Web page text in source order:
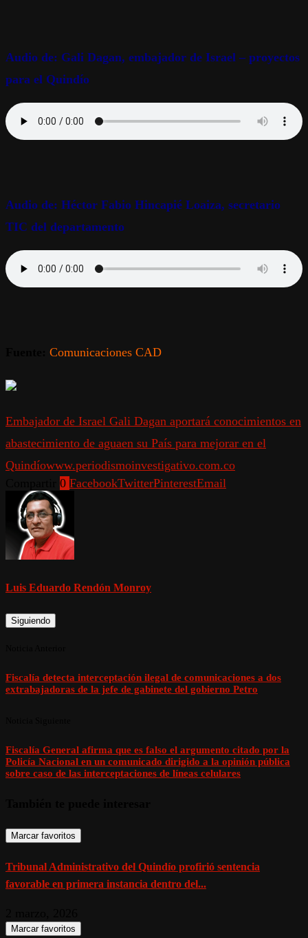
Audio de: Gali Dagan, embajador de Israel – proyectos
para el Quindío
Audio de: Héctor Fabio Hincapié Loaiza, secretario
TIC del departamento
Comunicaciones CAD
Embajador de Israel Gali Dagan aportará conocimientos en
abastecimiento de aguaen su País para mejorar en el
Quindíowww.periodismoinvestigativo.com.co
0 FacebookTwitterPinterestEmail
Luis Eduardo Rendón Monroy
Siguiendo
Fiscalía detecta interceptación ilegal de comunicaciones a dos
extrabajadoras de la jefe de gabinete del gobierno Petro
Fiscalía General afirma que es falso el argumento citado por la
Policía Nacional en un comunicado dirigido a la opinión pública
sobre caso de las interceptaciones de líneas celulares
Marcar favoritos
Tribunal Administrativo del Quindío profirió sentencia
favorable en primera instancia dentro del...
Marcar favoritos